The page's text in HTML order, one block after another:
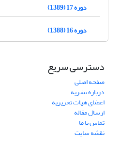
دوره 17 (1389)
دوره 16 (1388)
دسترسی سریع
صفحه اصلی
درباره نشریه
اعضای هیات تحریریه
ارسال مقاله
تماس با ما
نقشه سایت